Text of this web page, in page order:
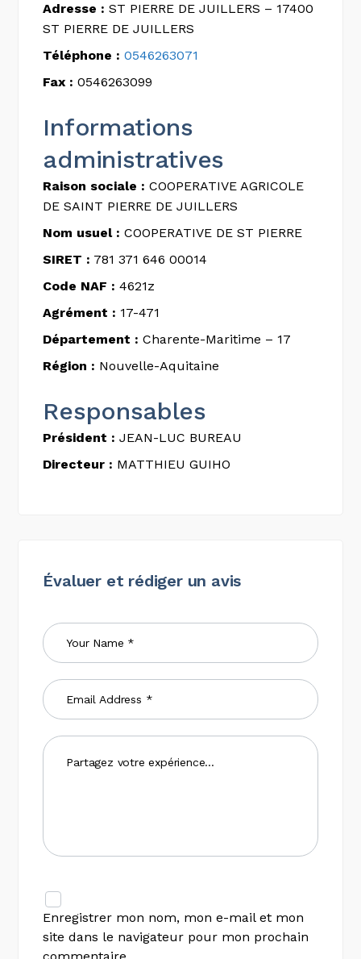
Adresse : ST PIERRE DE JUILLERS – 17400
ST PIERRE DE JUILLERS
Téléphone : 0546263071
Fax : 0546263099
Informations
administratives
Raison sociale : COOPERATIVE AGRICOLE
DE SAINT PIERRE DE JUILLERS
Nom usuel : COOPERATIVE DE ST PIERRE
SIRET : 781 371 646 00014
Code NAF : 4621z
Agrément : 17-471
Département : Charente-Maritime – 17
Région : Nouvelle-Aquitaine
Responsables
Président : JEAN-LUC BUREAU
Directeur : MATTHIEU GUIHO
Évaluer et rédiger un avis
Enregistrer mon nom, mon e-mail et mon
site dans le navigateur pour mon prochain